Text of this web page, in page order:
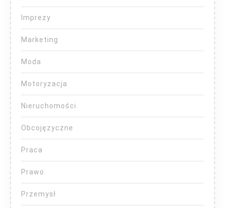
Imprezy
Marketing
Moda
Motoryzacja
Nieruchomości
Obcojęzyczne
Praca
Prawo
Przemysł